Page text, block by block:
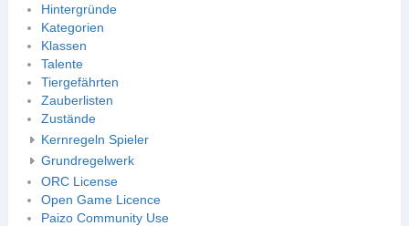
Hintergründe
Kategorien
Klassen
Talente
Tiergefährten
Zauberlisten
Zustände
Kernregeln Spieler
Grundregelwerk
ORC License
Open Game Licence
Paizo Community Use